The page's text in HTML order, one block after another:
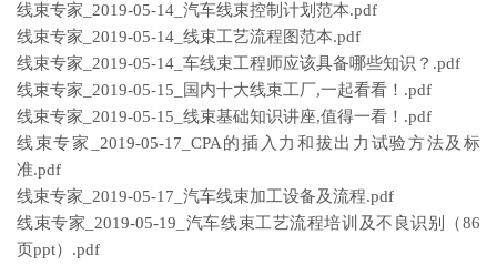
线束专家_2019-05-14_汽车线束控制计划范本.pdf
线束专家_2019-05-14_线束工艺流程图范本.pdf
线束专家_2019-05-14_车线束工程师应该具备哪些知识？.pdf
线束专家_2019-05-15_国内十大线束工厂,一起看看！.pdf
线束专家_2019-05-15_线束基础知识讲座,值得一看！.pdf
线束专家_2019-05-17_CPA的插入力和拔出力试验方法及标
准.pdf
线束专家_2019-05-17_汽车线束加工设备及流程.pdf
线束专家_2019-05-19_汽车线束工艺流程培训及不良识别（86
页ppt）.pdf